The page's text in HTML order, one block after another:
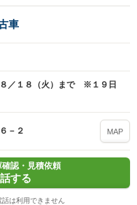
車
／１８（火）まで ※１９日
－２ MAP
認・見積依頼
する
は利用できません